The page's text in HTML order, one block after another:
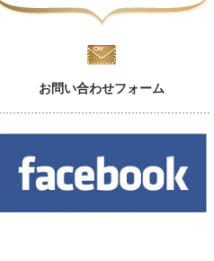
お問い合わせフォーム